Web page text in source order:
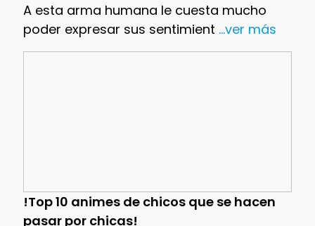
A esta arma humana le cuesta mucho
poder expresar sus sentimient ...ver más
!Top 10 animes de chicos que se hacen
pasar por chicas!